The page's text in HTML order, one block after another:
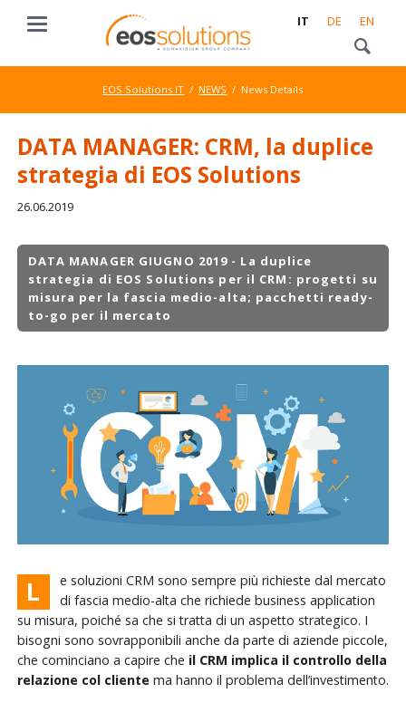
IT DE EN
EOS Solutions IT NEWS News Details
DATA MANAGER: CRM, la duplice
strategia di EOS Solutions
26.06.2019
DATA MANAGER GIUGNO 2019 - La duplice
strategia di EOS Solutions per il CRM: progetti su
misura per la fascia medio-alta; pacchetti ready-
to-go per il mercato
L
e soluzioni CRM sono sempre più richieste dal mercato
di fascia medio-alta che richiede business application
su misura, poiché sa che si tratta di un aspetto strategico. I
bisogni sono sovrapponibili anche da parte di aziende piccole,
che cominciano a capire che il CRM implica il controllo della
relazione col cliente ma hanno il problema dell’investimento.